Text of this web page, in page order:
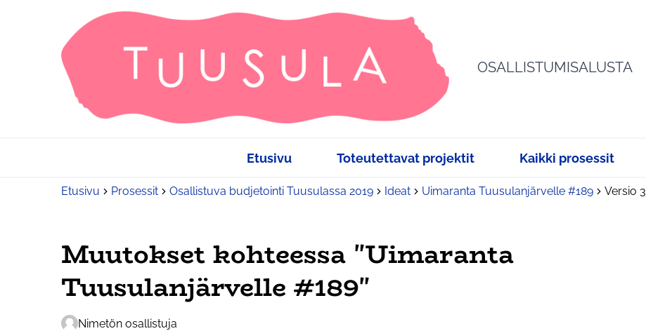
OSALLISTUMISALUSTA
Etusivu Toteutettavat projektit Kaikki prosessit
Etusivu Prosessit Osallistuva budjetointi Tuusulassa 2019 Ideat Uimaranta Tuusulanjärvelle #189 Versio 3
Muutokset kohteessa "Uimaranta
Tuusulanjärvelle #189"
Nimetön osallistuja